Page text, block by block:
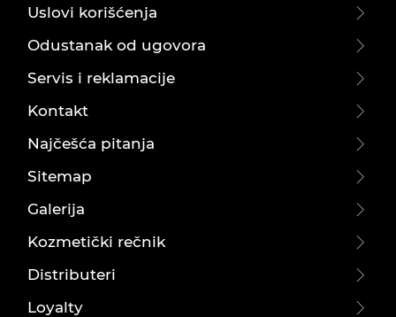
Uslovi korišćenja
Odustanak od ugovora
Servis i reklamacije
Kontakt
Najčešća pitanja
Sitemap
Galerija
Kozmetički rečnik
Distributeri
Loyalty